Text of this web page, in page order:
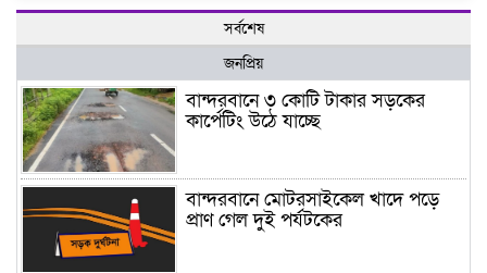
সর্বশেষ
জনপ্রিয়
বান্দরবানে ৩ কোটি টাকার সড়কের
কার্পেটিং উঠে যাচ্ছে
বান্দরবানে মোটরসাইকেল খাদে পড়ে
প্রাণ গেল দুই পর্যটকের